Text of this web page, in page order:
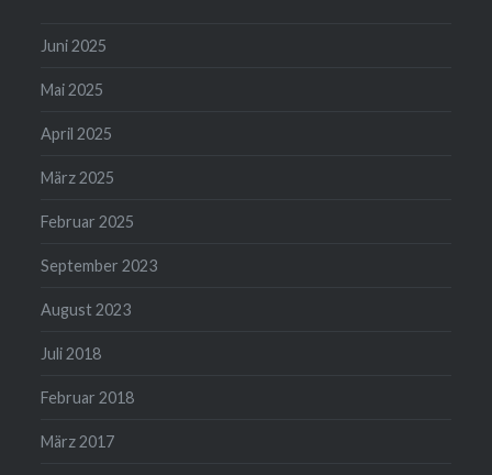
Juni 2025
Mai 2025
April 2025
März 2025
Februar 2025
September 2023
August 2023
Juli 2018
Februar 2018
März 2017